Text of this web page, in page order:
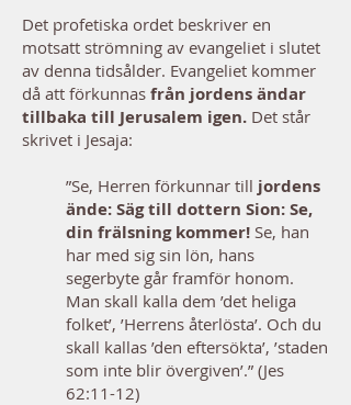
Det profetiska ordet beskriver en
motsatt strömning av evangeliet i slutet
av denna tidsålder. Evangeliet kommer
då att förkunnas från jordens ändar
tillbaka till Jerusalem igen. Det står
skrivet i Jesaja:
”Se, Herren förkunnar till jordens
ände: Säg till dottern Sion: Se,
din frälsning kommer! Se, han
har med sig sin lön, hans
segerbyte går framför honom.
Man skall kalla dem ’det heliga
folket’, ’Herrens återlösta’. Och du
skall kallas ’den eftersökta’, ’staden
som inte blir övergiven’.” (Jes
62:11-12)